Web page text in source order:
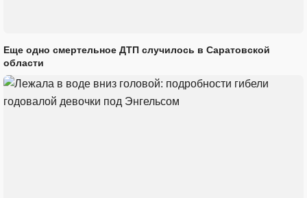
Еще одно смертельное ДТП случилось в Саратовской
области